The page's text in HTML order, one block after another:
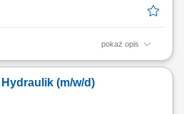
pokaż opis
odpływów; Instalacja grzejników i
(m/w/d)